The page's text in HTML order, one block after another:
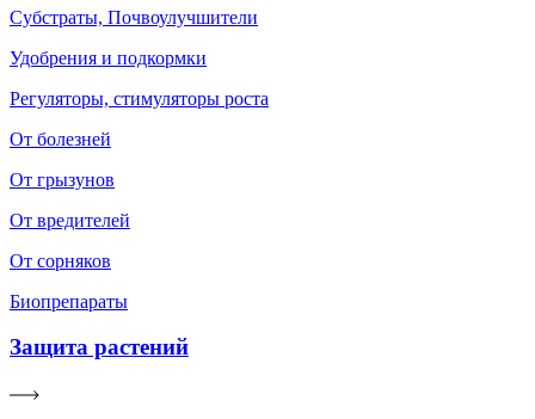
Субстраты, Почвоулучшители
Удобрения и подкормки
Регуляторы, стимуляторы роста
От болезней
От грызунов
От вредителей
От сорняков
Биопрепараты
Защита растений